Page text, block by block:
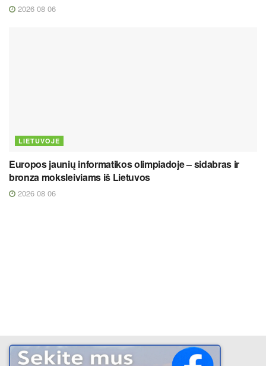
2026 08 06
LIETUVOJE
Europos jaunių informatikos olimpiadoje – sidabras ir
bronza moksleiviams iš Lietuvos
2026 08 06